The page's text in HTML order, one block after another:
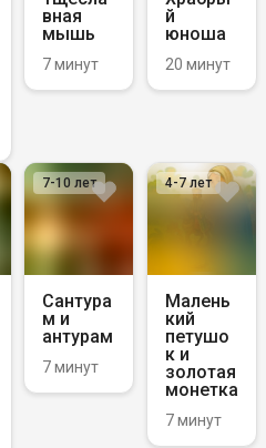
вная
мышь
7 минут
й
юноша
20 минут
Сантура
м и
антурам
7 минут
7-10 лет
Малень
кий
петушо
к и
золотая
монетка
7 минут
4-7лет